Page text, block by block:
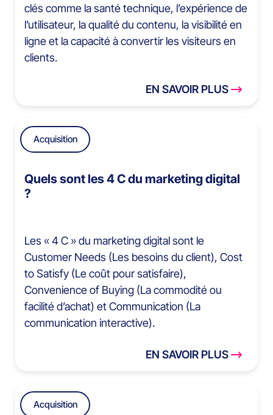
clés comme la santé technique, l’expérience de
l’utilisateur, la qualité du contenu, la visibilité en
ligne et la capacité à convertir les visiteurs en
clients.
EN SAVOIR PLUS
Acquisition
Quels sont les 4 C du marketing digital
?
Les « 4 C » du marketing digital sont le
Customer Needs (Les besoins du client), Cost
to Satisfy (Le coût pour satisfaire),
Convenience of Buying (La commodité ou
facilité d’achat) et Communication (La
communication interactive).
EN SAVOIR PLUS
Acquisition